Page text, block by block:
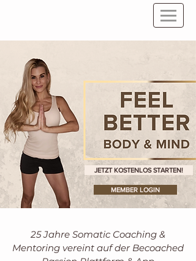
JETZT KOSTENLOS STARTEN!
MEMBER LOGIN
25 Jahre Somatic Coaching &
Mentoring vereint auf der Becoached